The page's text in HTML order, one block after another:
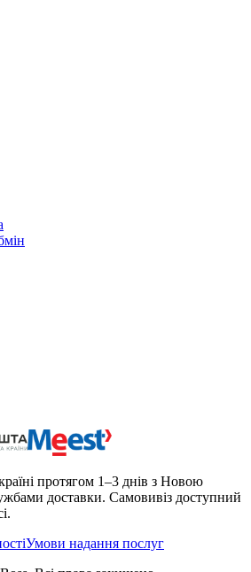
протягом 1–3 днів з Новою
доставки. Самовивіз доступний
Умови надання послуг